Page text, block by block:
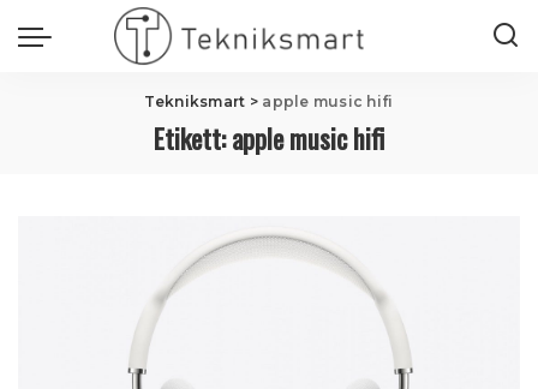
Tekniksmart > apple music hifi
Etikett:apple music hifi